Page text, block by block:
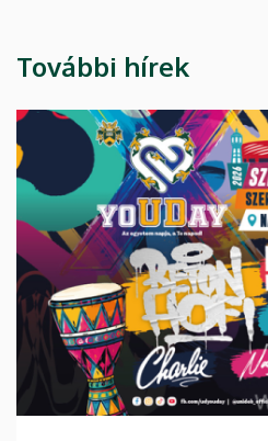
További hírek